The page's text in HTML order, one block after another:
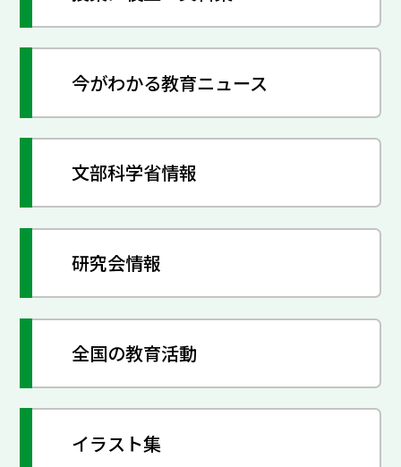
今がわかる教育ニュース
文部科学省情報
研究会情報
全国の教育活動
イラスト集